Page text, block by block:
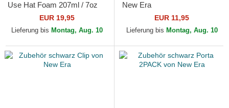
Use Hat Foam 207ml / 7oz
von Jason Markk
EUR 19,95
Lieferung bis Montag, Aug. 10
New Era
EUR 11,95
Lieferung bis Montag, Aug. 10